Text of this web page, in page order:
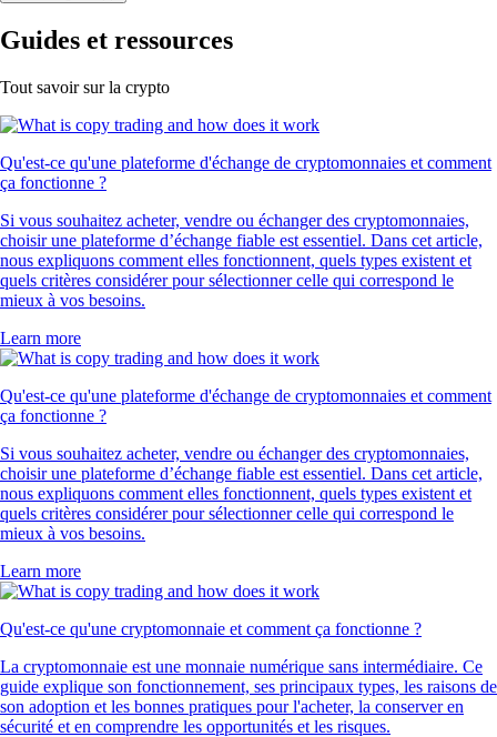
Guides et ressources
Tout savoir sur la crypto
Qu'est-ce qu'une plateforme d'échange de cryptomonnaies et comment
ça fonctionne ?
Si vous souhaitez acheter, vendre ou échanger des cryptomonnaies,
choisir une plateforme d’échange fiable est essentiel. Dans cet article,
nous expliquons comment elles fonctionnent, quels types existent et
quels critères considérer pour sélectionner celle qui correspond le
mieux à vos besoins.
Learn more
Qu'est-ce qu'une plateforme d'échange de cryptomonnaies et comment
ça fonctionne ?
Si vous souhaitez acheter, vendre ou échanger des cryptomonnaies,
choisir une plateforme d’échange fiable est essentiel. Dans cet article,
nous expliquons comment elles fonctionnent, quels types existent et
quels critères considérer pour sélectionner celle qui correspond le
mieux à vos besoins.
Learn more
Qu'est-ce qu'une cryptomonnaie et comment ça fonctionne ?
La cryptomonnaie est une monnaie numérique sans intermédiaire. Ce
guide explique son fonctionnement, ses principaux types, les raisons de
son adoption et les bonnes pratiques pour l'acheter, la conserver en
sécurité et en comprendre les opportunités et les risques.